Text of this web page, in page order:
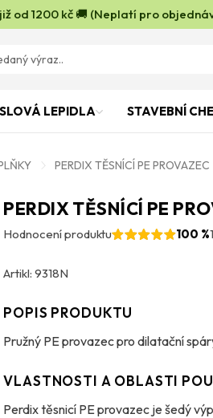
od 1200 kč 🚚 (Neplatí pro
LEPIDLA STAVEBNÍ
PERDIX TĚSNÍCÍ PE PROVAZEC
PERDIX TĚSNÍCÍ PE
Hodnocení produktu
100 %
Artikl: 9318N
POPIS PRODUKTU
Pružný PE provazec pro dilatační
VLASTNOSTI A OBLASTI
Perdix těsnicí PE provazec je šedý